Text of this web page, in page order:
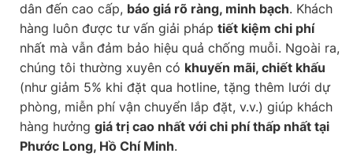
dân đến cao cấp, báo giá rõ ràng, minh bạch. Khách
hàng luôn được tư vấn giải pháp tiết kiệm chi phí
nhất mà vẫn đảm bảo hiệu quả chống muỗi. Ngoài ra,
chúng tôi thường xuyên có khuyến mãi, chiết khấu
(như giảm 5% khi đặt qua hotline, tặng thêm lưới dự
phòng, miễn phí vận chuyển lắp đặt, v.v.) giúp khách
hàng hưởng giá trị cao nhất với chi phí thấp nhất tại
Phước Long, Hồ Chí Minh.